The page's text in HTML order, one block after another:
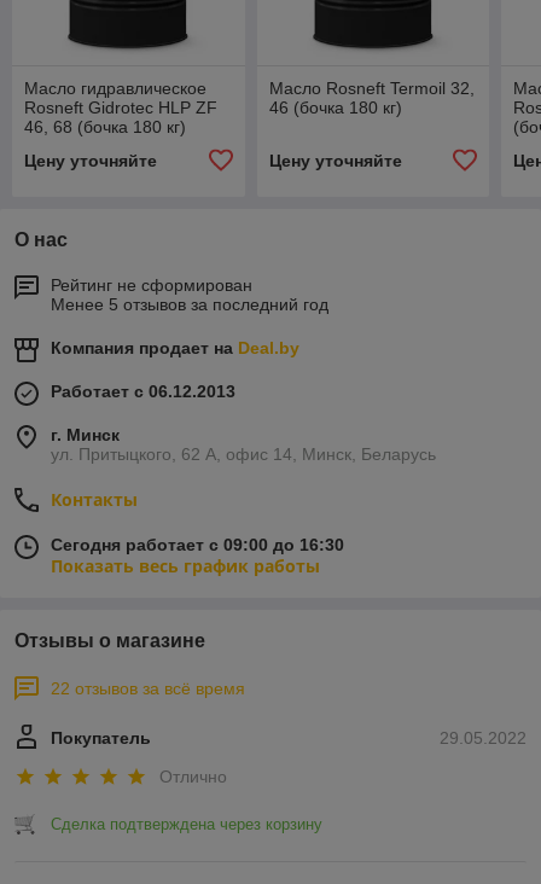
Масло гидравлическое
Rosneft Gidrotec HLP ZF
46, 68 (бочка 180 кг)
Цену уточняйте
Масло Rosneft Termoil 32,
46 (бочка 180 кг)
Цену уточняйте
О нас
Рейтинг не сформирован
Менее 5 отзывов за последний год
Компания продает на Deal.by
Работает с 06.12.2013
г. Минск
ул. Притыцкого, 62 А, офис 14, Минск, Беларусь
Контакты
Сегодня работает с 09:00 до 16:30
Показать весь график работы
Отзывы о магазине
22 отзывов за всё время
29.05.2022
Покупатель
Отлично
Сделка подтверждена через корзину